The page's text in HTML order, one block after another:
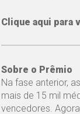
Clique aqui para
Sobre o Prêmio
Na fase anterior,
mais de 15 mil
vencedores.